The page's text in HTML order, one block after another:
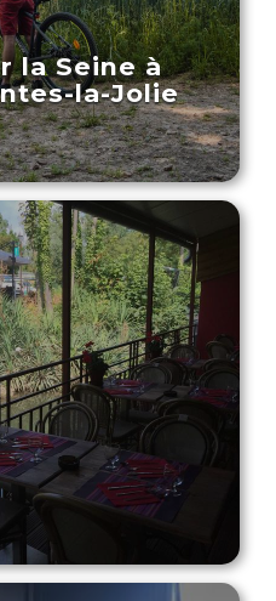
la Seine à
la-Jolie